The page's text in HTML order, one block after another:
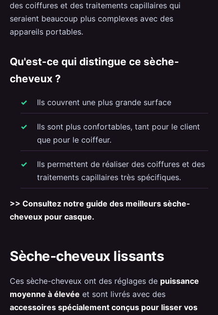
des coiffures et des traitements capillaires qui
seraient beaucoup plus complexes avec des
appareils portables.
Qu'est-ce qui distingue ce sèche-
cheveux ?
Ils couvrent une plus grande surface
Ils sont plus confortables, tant pour le client
que pour le coiffeur.
Ils permettent de réaliser des coiffures et des
traitements capillaires très spécifiques.
>> Consultez notre guide des meilleurs sèche-
cheveux pour casque.
Sèche-cheveux lissants
Ces sèche-cheveux ont des réglages de puissance
moyenne à élevée et sont livrés avec des
accessoires spécialement conçus pour lisser vos